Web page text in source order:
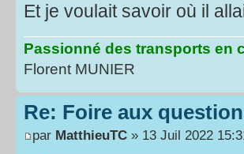
Et je voulait savoir où il
Passionné des transports en
Florent MUNIER
Re: Foire aux
par MatthieuTC » 13 Juil 2022